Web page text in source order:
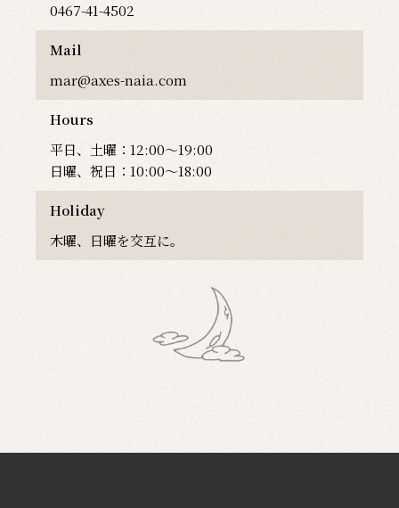
0467-41-4502
Mail
mar@axes-naia.com
Hours
平日、土曜：12:00〜19:00
日曜、祝日：10:00〜18:00
Holiday
木曜、日曜を交互に。